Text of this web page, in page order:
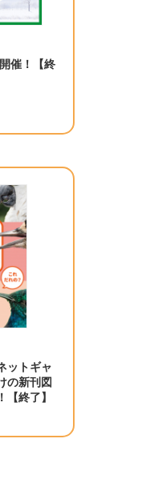
催！【終
ットギャ
の新刊図
終了】